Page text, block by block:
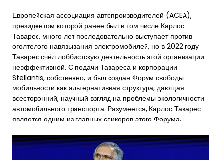
Европейская ассоциация автопроизводителей (ACEA),
президентом которой ранее был в том числе Карлос
Таварес, много лет последовательно выступает против
оголтелого навязывания электромобилей, но в 2022 году
Таварес счёл лоббистскую деятельность этой организации
неэффективной. С подачи Тавареса и корпорации
Stellantis, собственно, и был создан Форум свободы
мобильности как альтернативная структура, дающая
всесторонний, научный взгляд на проблемы экологичности
автомобильного транспорта. Разумеется, Карлос Таварес
является одним из главных спикеров этого Форума.